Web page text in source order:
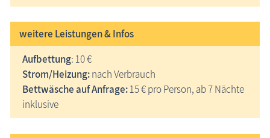
weitere Leistungen & Infos
Aufbettung: 10 €
Strom/Heizung:nach Verbrauch
Bettwäsche auf Anfrage:15 € pro Person, ab 7 Nächte
inklusive